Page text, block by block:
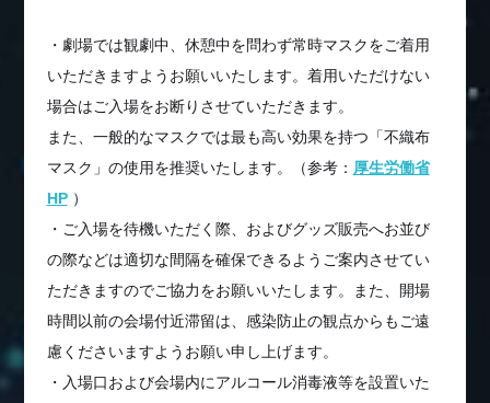
・劇場では観劇中、休憩中を問わず常時マスクをご着用
いただきますようお願いいたします。着用いただけない
場合はご入場をお断りさせていただきます。
また、一般的なマスクでは最も高い効果を持つ「不織布
マスク」の使用を推奨いたします。（参考： 厚生労働省
HP）
・ご入場を待機いただく際、およびグッズ販売へお並び
の際などは適切な間隔を確保できるようご案内させてい
ただきますのでご協力をお願いいたします。また、開場
時間以前の会場付近滞留は、感染防止の観点からもご遠
慮くださいますようお願い申し上げます。
・入場口および会場内にアルコール消毒液等を設置いた